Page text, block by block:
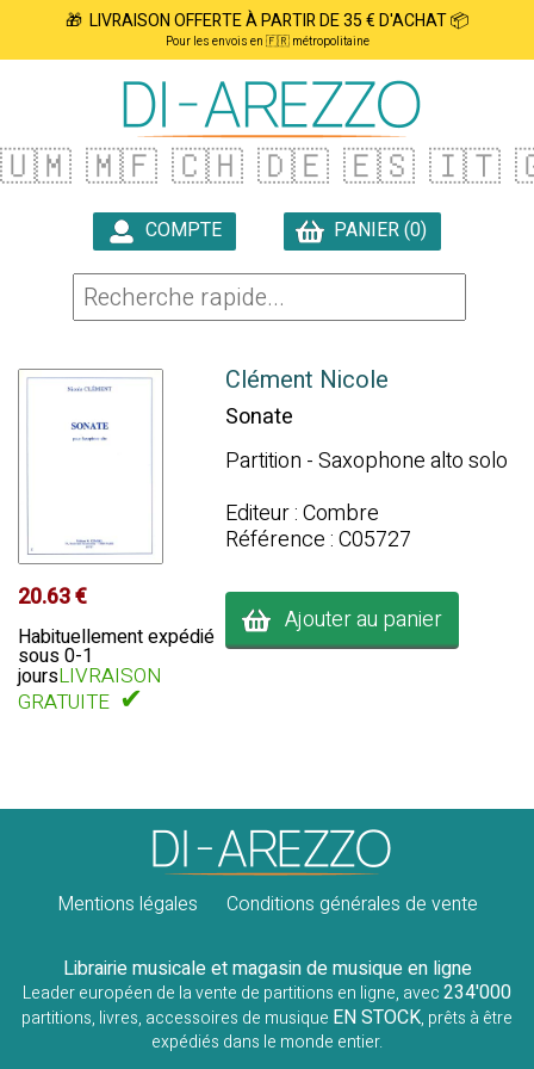
🎁 LIVRAISON OFFERTE À PARTIR DE 35 € D'ACHAT 📦
Pour les envois en 🇫🇷 métropolitaine
🇺🇲 🇲🇫 🇨🇭 🇩🇪 🇪🇸 🇮🇹
COMPTE
PANIER (0)
20.63 €
Habituellement expédié
sous 0-1
joursLIVRAISON
GRATUITE ✔
Clément Nicole
Sonate
Partition - Saxophone alto solo
Editeur : Combre
Référence : C05727
Ajouter au panier
Mentions légales Conditions générales de vente
Librairie musicale et magasin de musique en ligne
Leader européen de la vente de partitions en ligne, avec234'000
partitions, livres, accessoires de musique EN STOCK, prêts à être
expédiés dans le monde entier.